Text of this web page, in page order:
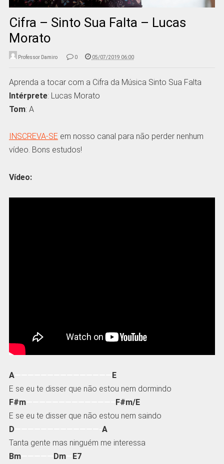
Cifra – Sinto Sua Falta – Lucas
Morato
Professor Damiro 0 05/07/2019 06:00
Aprenda a tocar com a Cifra da Música Sinto Sua Falta
Intérprete: Lucas Morato
Tom: A
INSCREVA-SE em nosso canal para não perder nenhum
vídeo. Bons estudos!
Vídeo:
A——————————————— E
E se eu te disser que não estou nem dormindo
F#m—————————————– F#m/E
E se eu te disser que não estou nem saindo
D
A
Tanta gente mas ninguém me interessa
Bm————— Dm— E7